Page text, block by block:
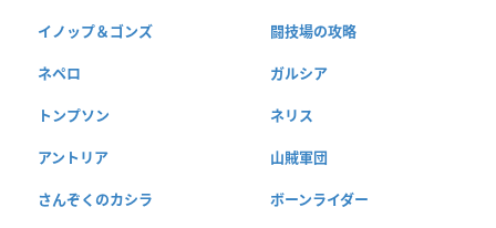
イノップ＆ゴンズ 闘技場の攻略
ネペロ ガルシア
トンプソン ネリス
アントリア 山賊軍団
さんぞくのカシラ ボーンライダー